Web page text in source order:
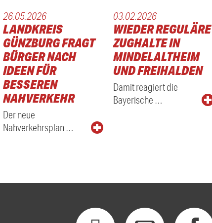
26.05.2026
LANDKREIS
GÜNZBURG FRAGT
BÜRGER NACH
IDEEN FÜR
BESSEREN
NAHVERKEHR
Der neue
Nahverkehrsplan …
03.02.2026
WIEDER REGULÄRE
ZUGHALTE IN
MINDELALTHEIM
UND FREIHALDEN
Damit reagiert die
Bayerische …